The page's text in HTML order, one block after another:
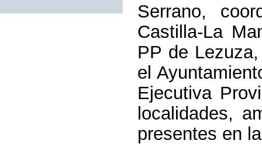
Serrano,
Castilla-La
PP de
el
Ejecutiva
localidades,
presentes en